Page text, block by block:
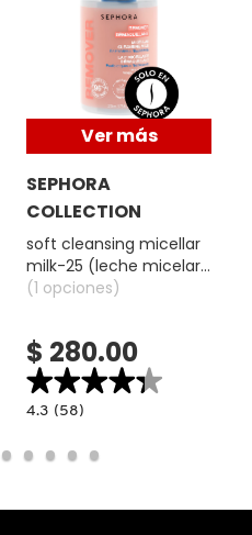
Ver más
SEPHORA
COLLECTION
soft cleansing micellar
milk-25 (leche micelar
desmaquillante)
(1 opciones)
$ 280.00
★★★★★
★★★★★
4.3
CLEANSING
MICELLAR
4.3 (58)